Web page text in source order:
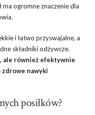
ma ogromne znaczenie dla
i łatwo przyswajalne, a
składniki odżywcze.
ale również efektywnie
zdrowe nawyki
posiłków?